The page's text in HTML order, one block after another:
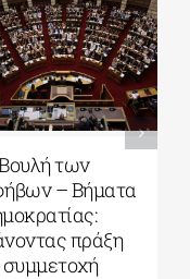
Η Βουλή των
Εφήβων –
Δημοκρατίας:
Κάνοντας πράξη
τη συμμετοχή